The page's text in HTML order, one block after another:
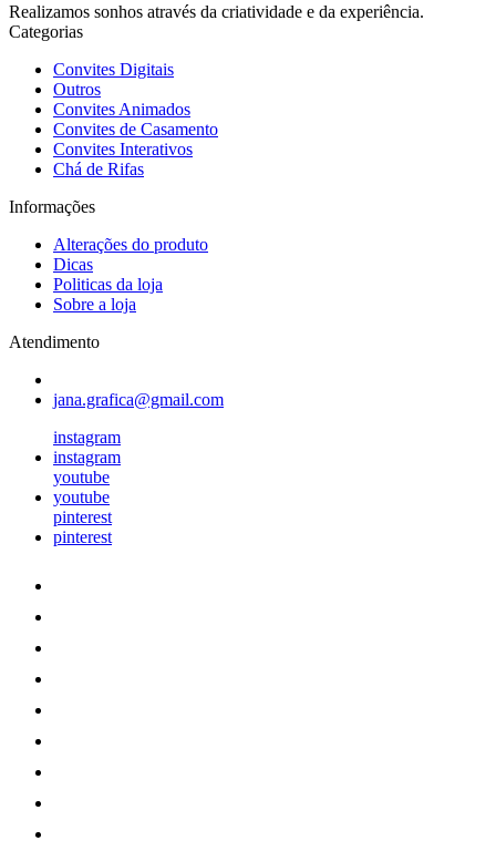
Realizamos sonhos através da criatividade e da experiência.
Categorias
Convites Digitais
Outros
Convites Animados
Convites de Casamento
Convites Interativos
Chá de Rifas
Informações
Alterações do produto
Dicas
Politicas da loja
Sobre a loja
Atendimento
jana.grafica@gmail.com
instagram
instagram
youtube
youtube
pinterest
pinterest